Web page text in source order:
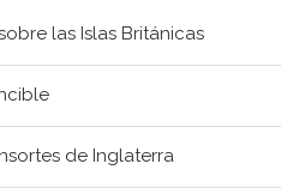
las Islas Británicas
de Inglaterra